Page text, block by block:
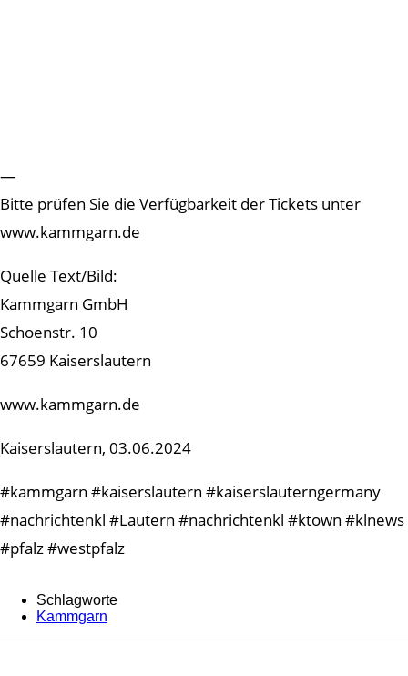
—
Bitte prüfen Sie die Verfügbarkeit der Tickets unter
www.kammgarn.de
Quelle Text/Bild:
Kammgarn GmbH
Schoenstr. 10
67659 Kaiserslautern
www.kammgarn.de
Kaiserslautern, 03.06.2024
#kammgarn #kaiserslautern #kaiserslauterngermany
#nachrichtenkl #Lautern #nachrichtenkl #ktown #klnews
#pfalz #westpfalz
Schlagworte
Kammgarn